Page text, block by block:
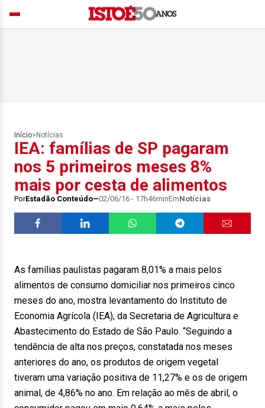
Início> Notícias
IEA: famílias de SP pagaram
nos 5 primeiros meses 8%
mais por cesta de alimentos
PorEstadão Conteúdo 02/06/16 - 17h46minEmNotícias
As famílias paulistas pagaram 8,01% a mais pelos
alimentos de consumo domiciliar nos primeiros cinco
meses do ano, mostra levantamento do Instituto de
Economia Agrícola (IEA), da Secretaria de Agricultura e
Abastecimento do Estado de São Paulo. “Seguindo a
tendência de alta nos preços, constatada nos meses
anteriores do ano, os produtos de origem vegetal
tiveram uma variação positiva de 11,27% e os de origem
animal, de 4,86% no ano. Em relação ao mês de abril, o